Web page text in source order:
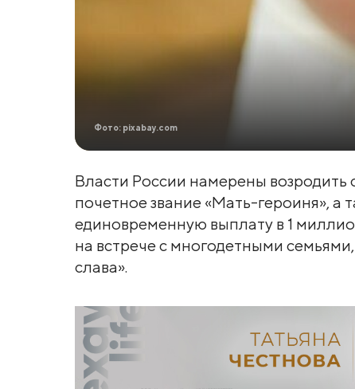
Фото: pixabay.com
Власти России намерены возродить
почетное звание «Мать-героиня», а
единовременную выплату в 1
на встрече с многодетными
слава».